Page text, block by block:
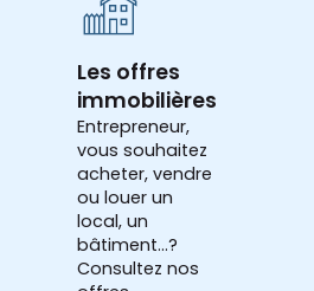
Les offres
immobilières
Entrepreneur,
vous souhaitez
acheter, vendre
ou louer un
local, un
bâtiment...?
Consultez nos